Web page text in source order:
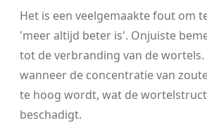
Het is een veelgemaakte fout om
'meer altijd beter is'. Onjuiste
tot de verbranding van de
wanneer de concentratie van
te hoog wordt, wat de
beschadigt.